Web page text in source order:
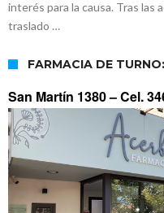
interés para la causa. Tras las
traslado …
FARMACIA DE
San Martín 1380 –Cel.